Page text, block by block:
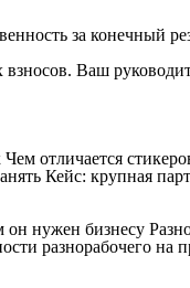
за конечный
Ваш
отличается
Кейс: крупная
он нужен бизнесу
разнорабочего на